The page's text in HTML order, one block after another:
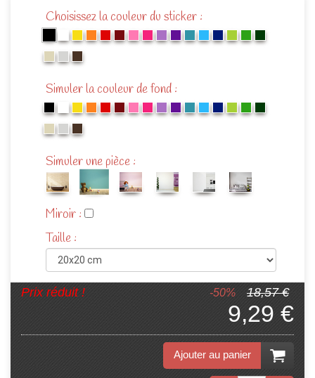
Choisissez la couleur du sticker :
Simuler la couleur de fond :
Simuler une pièce :
Miroir :
Taille :
-50% 18,57 €
Prix réduit !
9,29 €
Ajouter au panier